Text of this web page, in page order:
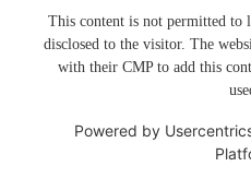
This content is not permitted to
disclosed to the visitor. The
with their CMP to add this
Powered by